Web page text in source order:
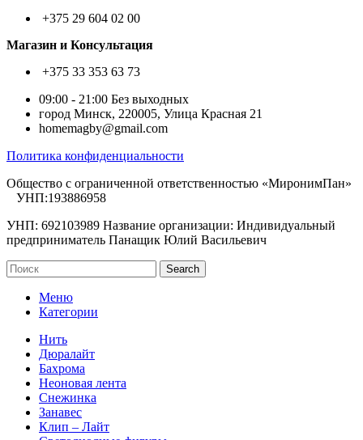
+375 29 604 02 00
Магазин и Консультация
+375 33 353 63 73
09:00 - 21:00 Без выходных
город Минск, 220005, Улица Красная 21
homemagby@gmail.com
Политика конфиденциальности
Общество с ограниченной ответственностью «МиронимПан»
УНП:193886958
УНП: 692103989 Название организации: Индивидуальный
предприниматель Панащик Юлий Васильевич
Search
Меню
Категории
Нить
Дюралайт
Бахрома
Неоновая лента
Снежинка
Занавес
Клип – Лайт